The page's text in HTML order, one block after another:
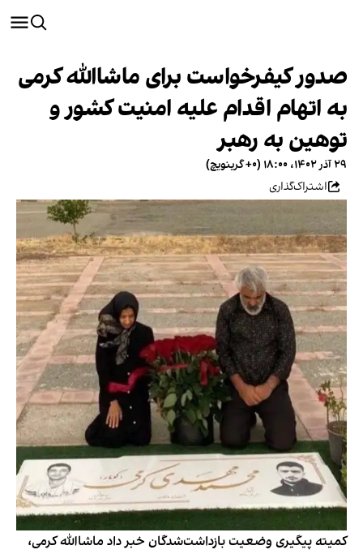
صدور کیفرخواست برای ماشاالله کرمی
به اتهام اقدام علیه امنیت کشور و
توهین به رهبر
۲۹ آذر ۱۴۰۲، ۱۸:۰۰ (‎+۰ گرینویچ)
اشتراک‌گذاری
کمیته پیگیری وضعیت بازداشت‌شدگان خبر داد ماشاالله کرمی،